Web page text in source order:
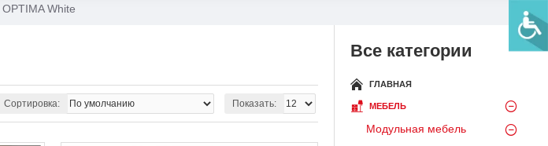
OPTIMA White
Сортировка: Показать:
Все категории
ГЛАВНАЯ
МЕБЕЛЬ
Модульная мебель